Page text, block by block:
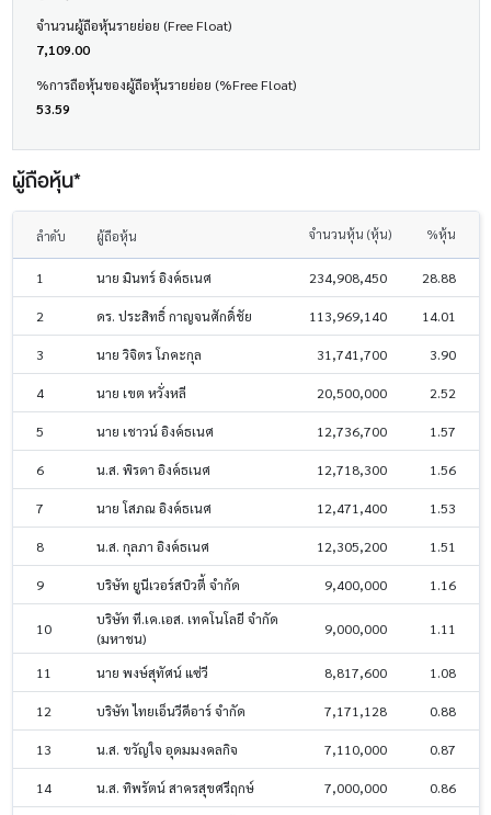
จำนวนผู้ถือหุ้นรายย่อย (Free Float)
7,109.00
%การถือหุ้นของผู้ถือหุ้นรายย่อย (%Free Float)
53.59
ผู้ถือหุ้น*
ลำดับ ผู้ถือหุ้น จำนวนหุ้น (หุ้น) %หุ้น
1 นาย มินทร์ อิงค์ธเนศ 234,908,450 28.88
2 ดร. ประสิทธิ์ กาญจนศักดิ์ชัย 113,969,140 14.01
3 นาย วิจิตร โภคะกุล 31,741,700 3.90
4 นาย เขต หวั่งหลี 20,500,000 2.52
5 นาย เชาวน์ อิงค์ธเนศ 12,736,700 1.57
6 น.ส. พิรดา อิงค์ธเนศ 12,718,300 1.56
7 นาย โสภณ อิงค์ธเนศ 12,471,400 1.53
8 น.ส. กุลภา อิงค์ธเนศ 12,305,200 1.51
9 บริษัท ยูนีเวอร์สบิวตี้ จำกัด 9,400,000 1.16
10
บริษัท ที.เค.เอส. เทคโนโลยี จำกัด
(มหาชน)
9,000,000 1.11
11 นาย พงษ์สุทัศน์ แซ่วี 8,817,600 1.08
12 บริษัท ไทยเอ็นวีดีอาร์ จำกัด 7,171,128 0.88
13 น.ส. ขวัญใจ อุดมมงคลกิจ 7,110,000 0.87
14 น.ส. ทิพรัตน์ สาครสุขศรีฤกษ์ 7,000,000 0.86